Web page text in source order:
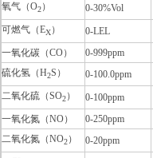
氧气（O2） 0-30%Vol
可燃气（EX） 0-LEL
一氧化碳（CO）
0-999ppm
硫化氢（H2S） 0-100.0ppm
二氧化硫（SO2） 0-100ppm
一氧化氮（NO）
0-250ppm
二氧化氮（NO2） 0-20ppm